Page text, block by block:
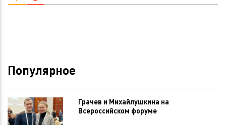
Популярное
Грачев и Михайлушкина на
Всероссийском форуме